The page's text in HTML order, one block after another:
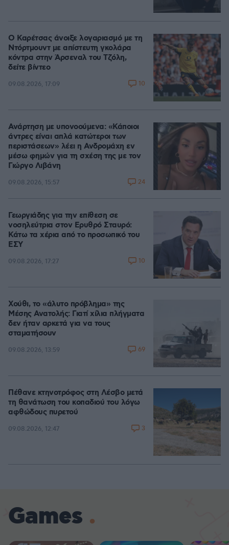
Ο Καρέτσας άνοιξε λογαριασμό με τη
Ντόρτμουντ με απίστευτη γκολάρα
κόντρα στην Άρσεναλ του Τζόλη,
δείτε βίντεο
09.08.2026, 17:09 10
Ανάρτηση με υπονοούμενα: «Κάποιοι
άντρες είναι απλά κατώτεροι των
περιστάσεων» λέει η Ανδρομάχη εν
μέσω φημών για τη σχέση της με τον
Γιώργο Λιβάνη
09.08.2026, 15:57 24
Γεωργιάδης για την επίθεση σε
νοσηλεύτρια στον Ερυθρό Σταυρό:
Κάτω τα χέρια από το προσωπικό του
ΕΣΥ
09.08.2026, 17:27 10
Χούθι, το «άλυτο πρόβλημα» της
Μέσης Ανατολής: Γιατί χίλια πλήγματα
δεν ήταν αρκετά για να τους
σταματήσουν
09.08.2026, 13:59 69
Πέθανε κτηνοτρόφος στη Λέσβο μετά
τη θανάτωση του κοπαδιού του λόγω
αφθώδους πυρετού
09.08.2026, 12:47 3
Games